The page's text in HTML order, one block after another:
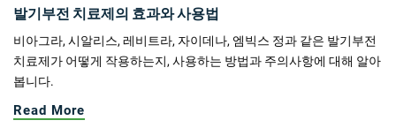
발기부전 치료제의 효과와 사용법
비아그라, 시알리스, 레비트라, 자이데나, 엠빅스 정과 같은 발기부전
치료제가 어떻게 작용하는지, 사용하는 방법과 주의사항에 대해 알아
봅니다.
Read More